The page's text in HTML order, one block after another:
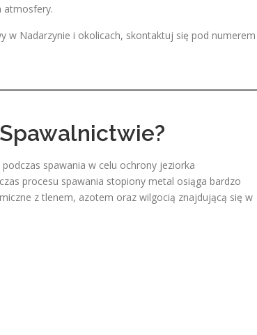
atmosfery.
w Nadarzynie i okolicach, skontaktuj się pod numerem
spawania w celu ochrony jeziorka
procesu spawania stopiony metal osiąga bardzo
z tlenem, azotem oraz wilgocią znajdującą się w